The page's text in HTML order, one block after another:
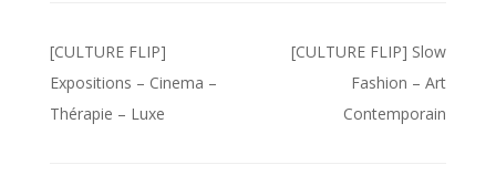
Navigation
de
l’article
[CULTURE FLIP]
Expositions – Cinema –
Thérapie – Luxe
[CULTURE FLIP] Slow
Fashion – Art
Contemporain